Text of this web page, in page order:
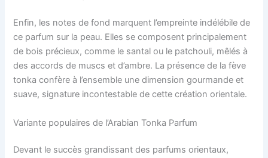
Enfin, les notes de fond marquent l’empreinte indélébile de
ce parfum sur la peau. Elles se composent principalement
de bois précieux, comme le santal ou le patchouli, mêlés à
des accords de muscs et d’ambre. La présence de la fève
tonka confère à l’ensemble une dimension gourmande et
suave, signature incontestable de cette création orientale.
Variante populaires de l’Arabian Tonka Parfum
Devant le succès grandissant des parfums orientaux,